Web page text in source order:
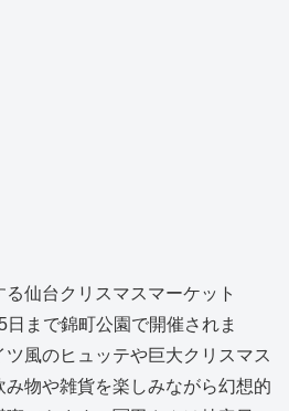
仙台クリスマスマーケット
まで錦町公園で開催されま
風のヒュッテや巨大クリスマス
物や雑貨を楽しみながら幻想的